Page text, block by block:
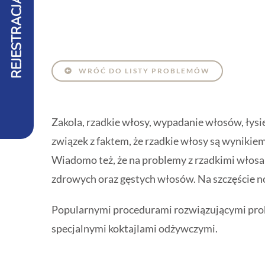
WRÓĆ DO LISTY PROBLEMÓW
Zakola, rzadkie włosy, wypadanie włosów,
związek z faktem, że rzadkie włosy są
Wiadomo też, że na problemy z rzadkimi
zdrowych oraz gęstych włosów. Na szczęście
Popularnymi procedurami rozwiązującymi
specjalnymi koktajlami odżywczymi.
REJESTRACJA